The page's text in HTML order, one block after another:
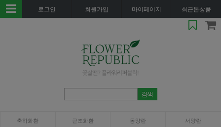
로그인 회원가입 마이페이지 최근본상품
축하화환 근조화환 동양란 서양란